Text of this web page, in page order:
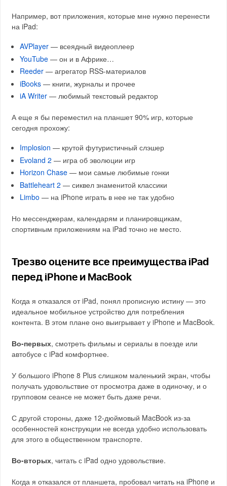
Например, вот приложения, которые мне нужно перенести
на iPad:
AVPlayer — всеядный видеоплеер
YouTube — он и в Африке…
Reeder — агрегатор RSS-материалов
iBooks — книги, журналы и прочее
iA Writer — любимый текстовый редактор
А еще я бы переместил на планшет 90% игр, которые
сегодня прохожу:
Implosion — крутой футуристичный слэшер
Evoland 2 — игра об эволюции игр
Horizon Chase — мои самые любимые гонки
Battleheart 2 — сиквел знаменитой классики
Limbo — на iPhone играть в нее не так удобно
Но мессенджерам, календарям и планировщикам,
спортивным приложениям на iPad точно не место.
Трезво оцените все преимущества iPad
перед iPhone и MacBook
Когда я отказался от iPad, понял прописную истину — это
идеальное мобильное устройство для потребления
контента. В этом плане оно выигрывает у iPhone и MacBook.
Во-первых, смотреть фильмы и сериалы в поезде или
автобусе с iPad комфортнее.
У большого iPhone 8 Plus слишком маленький экран, чтобы
получать удовольствие от просмотра даже в одиночку, и о
групповом сеансе не может быть даже речи.
С другой стороны, даже 12-дюймовый MacBook из-за
особенностей конструкции не всегда удобно использовать
для этого в общественном транспорте.
Во-вторых, читать с iPad одно удовольствие.
Когда я отказался от планшета, пробовал читать на iPhone и